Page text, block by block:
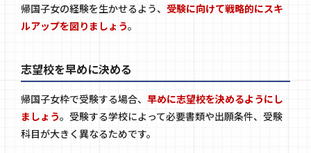
帰国子女の経験を生かせるよう、 受験に向けて戦略的にスキ
ルアップを図りましょう。
志望校を早めに決める
帰国子女枠で受験する場合、 早めに志望校を決めるようにし
ましょう。受験する学校によって必要書類や出願条件、受験
科目が大きく異なるためです。